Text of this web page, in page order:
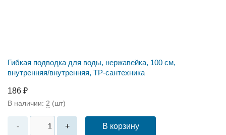
Гибкая подводка для воды, нержавейка, 100 см,
внутренняя/внутренняя, ТР-сантехника
186 ₽
В наличии: 2 (шт)
- + В корзину